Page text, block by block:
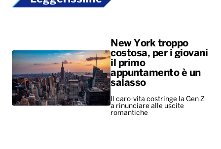
New York troppo
costosa, per i giovani
il primo
appuntamento è un
salasso
Il caro-vita costringe la Gen Z
a rinunciare alle uscite
romantiche